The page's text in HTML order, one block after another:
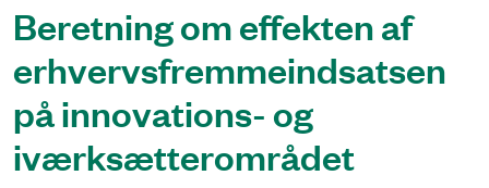
Beretning om effekten af
erhvervsfremmeindsatsen
på innovations- og
iværksætterområdet